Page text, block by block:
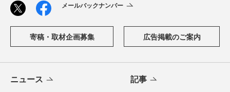
メールバックナンバー
寄稿・取材企画募集 広告掲載のご案内
ニュース 記事